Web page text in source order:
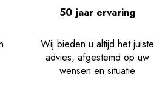
50 jaar ervaring
Wij bieden u altijd het juiste
advies, afgestemd op uw
wensen en situatie